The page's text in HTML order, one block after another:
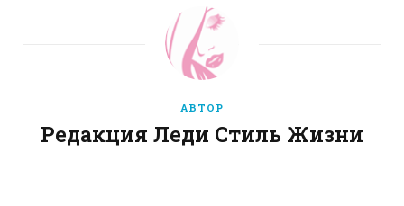
АВТОР
Редакция Леди Стиль Жизни